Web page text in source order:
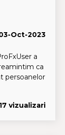
Oct-2023
a
ca
persoanelor
vizualizari